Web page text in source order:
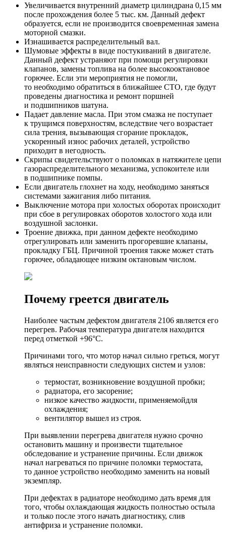
Увеличивается внутренний диаметр цилиндрана 0,15 мм
после прохождения более 5 тыс. км. Данный дефект
образуется, если не производится своевременная замена
моторной смазки.
Изнашивается распределительный вал.
Шумовые эффекты в виде постукиваний в двигателе.
Данный дефект устраняют при помощи регулировки
клапанов, замены топлива на более высокооктановое
горючее. Если эти мероприятия не помогли,
то необходимо обратиться в ближайшее СТО, где будут
проведены диагностика и ремонт поршней
и подшипников шатуна.
Падает давление масла. При этом смазка не поступает
к трущимся поверхностям, вследствие чего возрастает
сила трения, вызывающая сгорание прокладок,
ускоренный износ рабочих деталей, устройство
приходит в негодность.
Скрипы свидетельствуют о поломках в натяжителе цепи
газораспределительного механизма, успокоителе или
в подшипнике помпы.
Если двигатель глохнет на ходу, необходимо заняться
системами зажигания либо питания.
Выключение мотора при холостых оборотах происходит
при сбое в регулировках оборотов холостого хода или
воздушной заслонки.
Троение движка, при данном дефекте необходимо
отрегулировать или заменить прогоревшие клапаны,
прокладку ГБЦ. Причиной троения также может стать
горючее, обладающее низким октановым числом.
Почему греется двигатель
Наиболее частым дефектом двигателя 2106 является его
перегрев. Рабочая температура двигателя находится
перед отметкой +96°С.
Причинами того, что мотор начал сильно греться, могут
являться неисправности следующих систем и узлов:
термостат, возникновение воздушной пробки;
радиатора, его засорение;
низкое качество жидкости, применяемойдля
охлаждения;
вентилятор вышел из строя.
При выявлении перегрева двигателя нужно срочно
остановить машину и произвести тщательное
обследование и устранение причины. Если движок
начал нагреваться по причине поломки термостата,
то данное устройство необходимо заменить на новый
экземпляр.
При дефектах в радиаторе необходимо дать время для
того, чтобы охлаждающая жидкость полностью остыла
и только после этого начать диагностику, слив
антифриза и устранение поломки.